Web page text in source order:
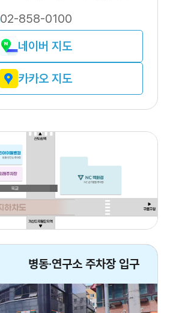
02-858-0100
네이버 지도
카카오 지도
병동·연구소 주차장 입구